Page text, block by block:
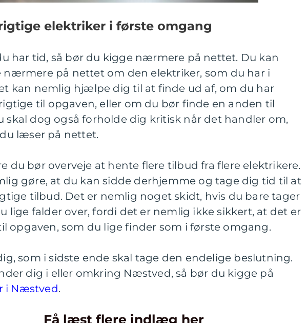
elektriker i første omgang
har tid, så bør du kigge nærmere på nettet. Du kan
på nettet om den elektriker, som du har i
kan nemlig hjælpe dig til at finde ud af, om du har
til opgaven, eller om du bør finde en anden til
skal dog også forholde dig kritisk når det handler om,
læser på nettet.
du bør overveje at hente flere tilbud fra flere elektrikere.
gøre, at du kan sidde derhjemme og tage dig tid til at
tilbud. Det er nemlig noget skidt, hvis du bare tager
lige falder over, fordi det er nemlig ikke sikkert, at det er
opgaven, som du lige finder som i første omgang.
som i sidste ende skal tage den endelige beslutning.
dig i eller omkring Næstved, så bør du kigge på
i Næstved.
Få læst flere indlæg her